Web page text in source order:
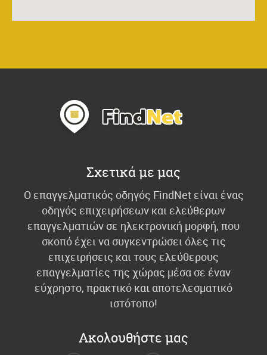
Σχετικά με μας
Ο επαγγελματικός οδηγός FindNet είναι ένας
οδηγός επιχειρήσεων και ελεύθερων
επαγγελματιών σε ηλεκτρονική μορφή, που
σκοπό έχει να συγκεντρώσει όλες τις
επιχειρήσεις και τους ελεύθερους
επαγγελματίες της χώρας μέσα σε έναν
εύχρηστο, πρακτικό και αποτελεσματικό
ιστότοπο!
Ακολουθήστε μας